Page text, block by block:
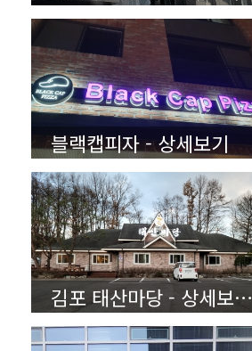
블랙캡피자 - 상세보기
김포 태산마당 - 상세보기 (클릭)